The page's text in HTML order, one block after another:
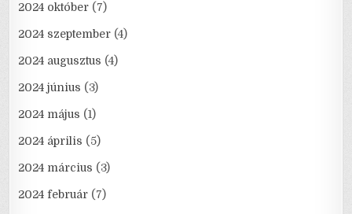
2024 október (7)
2024 szeptember (4)
2024 augusztus (4)
2024 június (3)
2024 május (1)
2024 április (5)
2024 március (3)
2024 február (7)